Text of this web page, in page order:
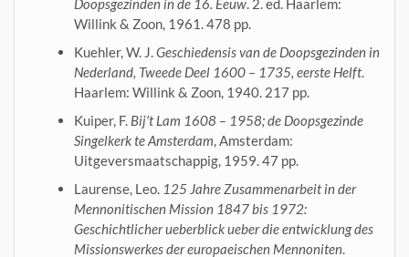
Doopsgezinden in de 16. Eeuw. 2. ed. Haarlem:
Willink & Zoon, 1961. 478 pp.
Kuehler, W. J.Geschiedensis van de Doopsgezinden in
Nederland, Tweede Deel 1600 – 1735, eerste Helft.
Haarlem: Willink & Zoon, 1940. 217 pp.
Kuiper, F. Bij’t Lam 1608 – 1958; de Doopsgezinde
Singelkerk te Amsterdam, Amsterdam:
Uitgeversmaatschappig, 1959. 47 pp.
Laurense, Leo. 125 Jahre Zusammenarbeit in der
Mennonitischen Mission 1847 bis 1972:
Geschichtlicher ueberblick ueber die entwicklung des
Missionswerkes der europaeischen Mennoniten.